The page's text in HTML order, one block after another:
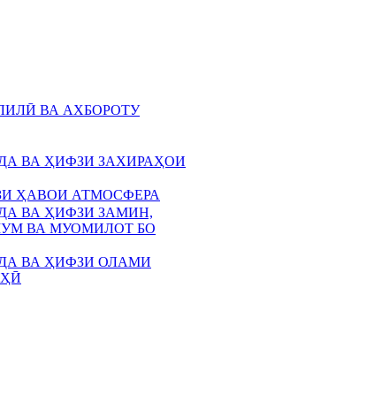
ВА АХБОРОТУ
ВА ҲИФЗИ ЗАХИРАҲОИ
ҲАВОИ АТМОСФЕРА
ВА ҲИФЗИ ЗАМИН,
ВА МУОМИЛОТ БО
ВА ҲИФЗИ ОЛАМИ